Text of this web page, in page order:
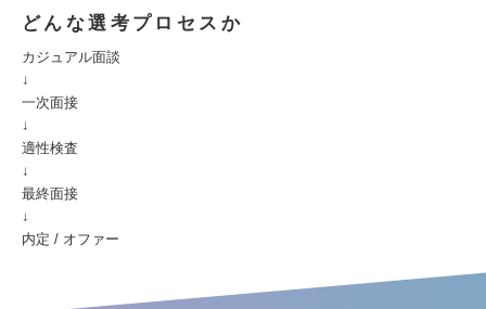
どんな選考プロセスか
カジュアル面談
↓
一次面接
↓
適性検査
↓
最終面接
↓
内定 / オファー